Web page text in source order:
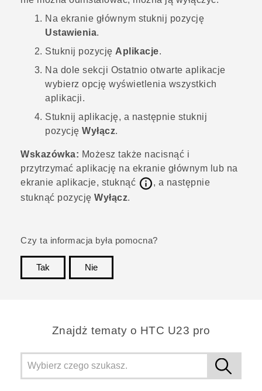
Urządzenia i akcesoria HTC
Zaloguj się
Na ekranie głównym stuknij pozycję
Ustawienia.
Stuknij pozycję Aplikacje.
Na dole sekcji Ostatnio otwarte aplikacje
wybierz opcję wyświetlenia wszystkich
aplikacji.
Stuknij aplikację, a następnie stuknij
pozycję Wyłącz.
Wskazówka: Możesz także nacisnąć i
przytrzymać aplikację na ekranie głównym lub na
ekranie aplikacje, stuknąć
, a następnie
stuknąć pozycję Wyłącz.
Czy ta informacja była pomocna?
Tak
Nie
Znajdż tematy o HTC U23 pro